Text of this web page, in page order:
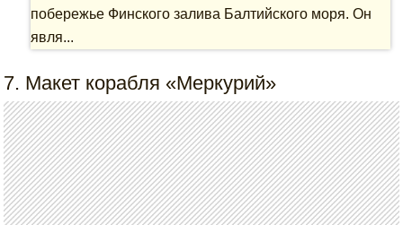
побережье Финского залива Балтийского моря. Он
явля...
7. Макет корабля «Меркурий»